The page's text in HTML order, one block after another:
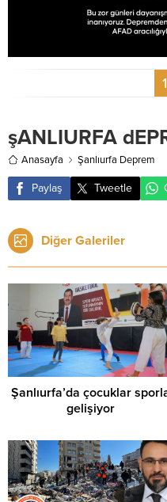
1
şANLIURFA
Anasayfa Şanlıurfa Deprem
Paylaş Tweetle
Diğer Galeriler
Şanlıurfa’da çocuklar
gelişiyor